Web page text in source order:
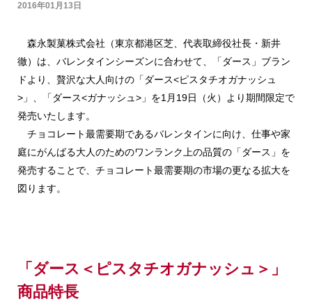
2016年01月13日
森永製菓株式会社（東京都港区芝、代表取締役社長・新井
徹）は、バレンタインシーズンに合わせて、「ダース」ブラン
ドより、贅沢な大人向けの「ダース<ピスタチオガナッシュ
>」、「ダース<ガナッシュ>」を1月19日（火）より期間限定で
発売いたします。
チョコレート最需要期であるバレンタインに向け、仕事や家
庭にがんばる大人のためのワンランク上の品質の「ダース」を
発売することで、チョコレート最需要期の市場の更なる拡大を
図ります。
「ダース＜ピスタチオガナッシュ＞」
商品特長